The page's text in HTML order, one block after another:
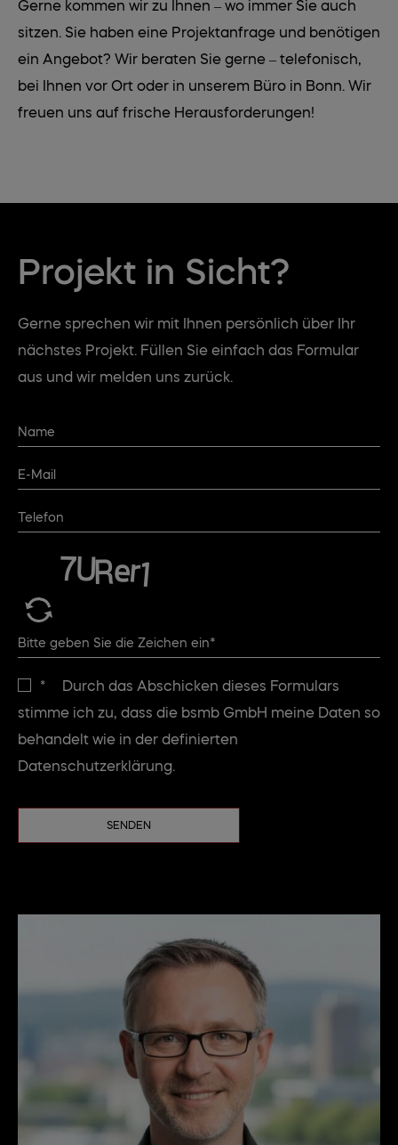
Gerne kommen wir zu Ihnen – wo immer Sie auch
sitzen. Sie haben eine Projektanfrage und benötigen
ein Angebot? Wir beraten Sie gerne – telefonisch,
bei Ihnen vor Ort oder in unserem Büro in Bonn. Wir
freuen uns auf frische Herausforderungen!
Projekt in Sicht?
Gerne sprechen wir mit Ihnen persönlich über Ihr
nächstes Projekt. Füllen Sie einfach das Formular
aus und wir melden uns zurück.
*
Durch das Abschicken dieses Formulars
stimme ich zu, dass die bsmb GmbH meine Daten so
behandelt wie in der definierten
Datenschutzerklärung.
SENDEN